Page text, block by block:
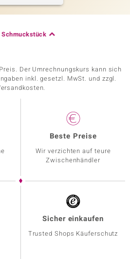
Schmuckstück
Der Umrechnungskurs kann sich
inkl. gesetzl. MwSt. und zzgl.
Beste Preise
Wir verzichten auf teure
Zwischenhändler
Sicher einkaufen
Trusted Shops Käuferschutz